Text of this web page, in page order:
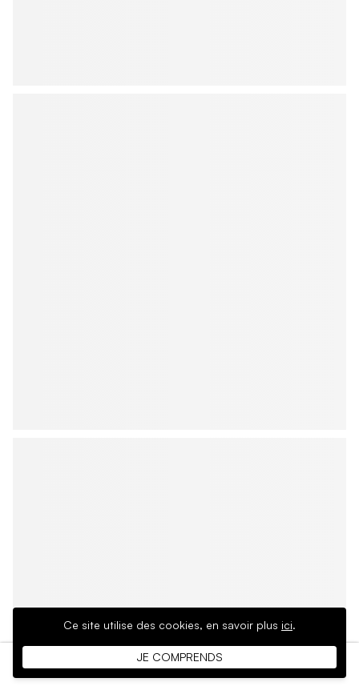
Ce site utilise des cookies, en savoir plus ici.
JE COMPRENDS